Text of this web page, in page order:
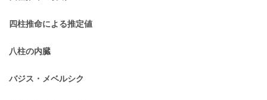
四柱推命による推定値
八柱の内臓
バジス・メベルシク